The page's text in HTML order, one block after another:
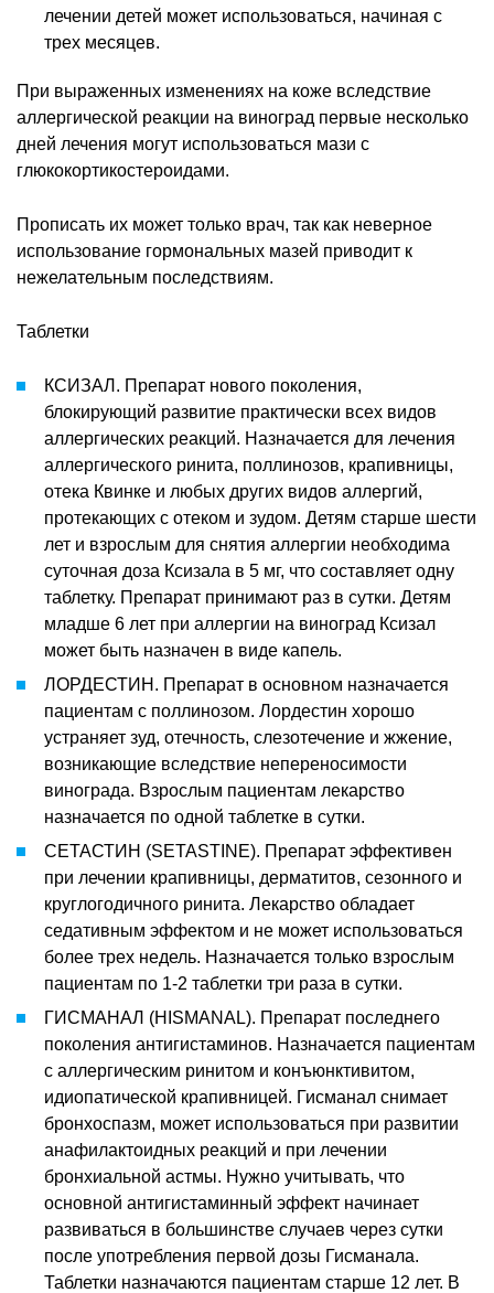
лечении детей может использоваться, начиная с
трех месяцев.
При выраженных изменениях на коже вследствие
аллергической реакции на виноград первые несколько
дней лечения могут использоваться мази с
глюкокортикостероидами.
Прописать их может только врач, так как неверное
использование гормональных мазей приводит к
нежелательным последствиям.
Таблетки
КСИЗАЛ. Препарат нового поколения,
блокирующий развитие практически всех видов
аллергических реакций. Назначается для лечения
аллергического ринита, поллинозов, крапивницы,
отека Квинке и любых других видов аллергий,
протекающих с отеком и зудом. Детям старше шести
лет и взрослым для снятия аллергии необходима
суточная доза Ксизала в 5 мг, что составляет одну
таблетку. Препарат принимают раз в сутки. Детям
младше 6 лет при аллергии на виноград Ксизал
может быть назначен в виде капель.
ЛОРДЕСТИН. Препарат в основном назначается
пациентам с поллинозом. Лордестин хорошо
устраняет зуд, отечность, слезотечение и жжение,
возникающие вследствие непереносимости
винограда. Взрослым пациентам лекарство
назначается по одной таблетке в сутки.
СЕТАСТИН (SETASTINE). Препарат эффективен
при лечении крапивницы, дерматитов, сезонного и
круглогодичного ринита. Лекарство обладает
седативным эффектом и не может использоваться
более трех недель. Назначается только взрослым
пациентам по 1-2 таблетки три раза в сутки.
ГИСМАНАЛ (HISMANAL). Препарат последнего
поколения антигистаминов. Назначается пациентам
с аллергическим ринитом и конъюнктивитом,
идиопатической крапивницей. Гисманал снимает
бронхоспазм, может использоваться при развитии
анафилактоидных реакций и при лечении
бронхиальной астмы. Нужно учитывать, что
основной антигистаминный эффект начинает
развиваться в большинстве случаев через сутки
после употребления первой дозы Гисманала.
Таблетки назначаются пациентам старше 12 лет. В